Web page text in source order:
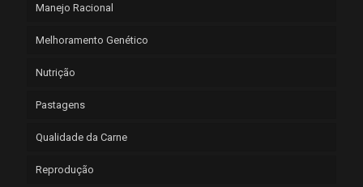
Manejo Racional
Melhoramento Genético
Nutrição
Pastagens
Qualidade da Carne
Reprodução